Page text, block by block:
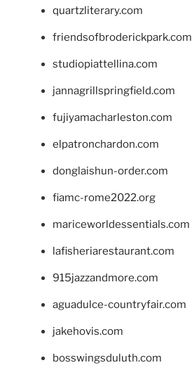
quartzliterary.com
friendsofbroderickpark.com
studiopiattellina.com
jannagrillspringfield.com
fujiyamacharleston.com
elpatronchardon.com
donglaishun-order.com
fiamc-rome2022.org
mariceworldessentials.com
lafisheriarestaurant.com
915jazzandmore.com
aguadulce-countryfair.com
jakehovis.com
bosswingsduluth.com